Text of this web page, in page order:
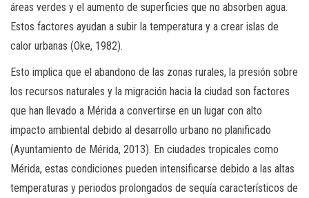
áreas verdes y el aumento de superficies que no absorben agua.
Estos factores ayudan a subir la temperatura y a crear islas de
calor urbanas (Oke, 1982).
Esto implica que el abandono de las zonas rurales, la presión sobre
los recursos naturales y la migración hacia la ciudad son factores
que han llevado a Mérida a convertirse en un lugar con alto
impacto ambiental debido al desarrollo urbano no planificado
(Ayuntamiento de Mérida, 2013). En ciudades tropicales como
Mérida, estas condiciones pueden intensificarse debido a las altas
temperaturas y periodos prolongados de sequía característicos de